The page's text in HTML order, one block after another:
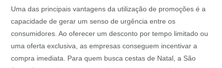
Uma das principais vantagens da utilização de promoções é a
capacidade de gerar um senso de urgência entre os
consumidores. Ao oferecer um desconto por tempo limitado ou
uma oferta exclusiva, as empresas conseguem incentivar a
compra imediata. Para quem busca cestas de Natal, a São